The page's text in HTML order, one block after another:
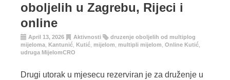
oboljelih u Zagrebu, Rijeci i
online
April 13, 2026 Aktivnosti
druzenje oboljelih od multiplog
mijeloma Kantunić Kutić mijelom multipli mijelom Online Kutić
udruga MijelomCRO
Drugi utorak u mjesecu rezerviran je za druženje u